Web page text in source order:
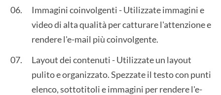
Immagini coinvolgenti - Utilizzate immagini e
video di alta qualità per catturare l'attenzione e
rendere l'e-mail più coinvolgente.
Layout dei contenuti - Utilizzate un layout
pulito e organizzato. Spezzate il testo con punti
elenco, sottotitoli e immagini per rendere l'e-